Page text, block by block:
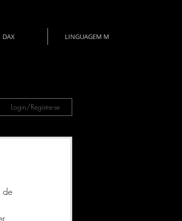
DAX LINGUAGEM M
Login/Registre-se
de